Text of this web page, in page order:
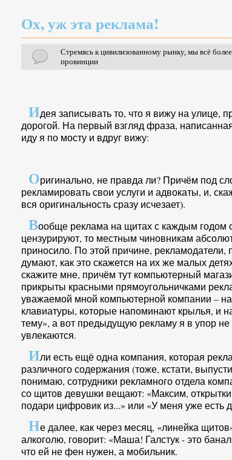
Ох, уж эта реклама!
Стремясь к цивилизованному рынку, мы всё
провинции
Идея записывать то, что я вижу на улице,
дорогой. На первый взгляд фраза,
иду я по мосту и вдруг вижу:
Оригинально, не правда ли? Причём под
рекламировать свои услуги и адвокаты, и,
вся оригинальность сразу исчезает).
Вообще реклама на щитах с каждым годом
цензурируют, то местным чиновникам
приносило. По этой причине,
думают, как это скажется на их же малых
скажите мне, причём тут компьютерный
прикрыты красными прямоугольничками
уважаемой мной компьютерной компании –
клавиатуры, которые напоминают крылья, и
тему», а вот предыдущую рекламу я в упор
увлекаются.
Или есть ещё одна компания, которая
различного содержания (тоже, кстати,
понимаю, сотрудники рекламного отдела
со щитов девушки вещают: «Максим,
подари цифровик из...» или «У меня уже есть
Не далее, как через месяц, «линейка
алкоголю, говорит: «Маша! Галстук - это
что ей не фен нужен, а мобильник.